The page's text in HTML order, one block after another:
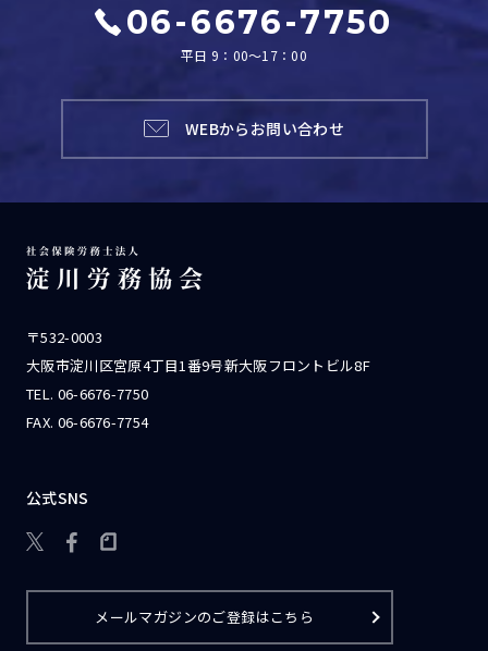
06-6676-7750
平日 9：00～17：00
WEBからお問い合わせ
〒532-0003
大阪市淀川区宮原4丁目1番9号新大阪フロントビル8F
TEL. 06-6676-7750
FAX. 06-6676-7754
公式SNS

メールマガジンのご登録はこちら